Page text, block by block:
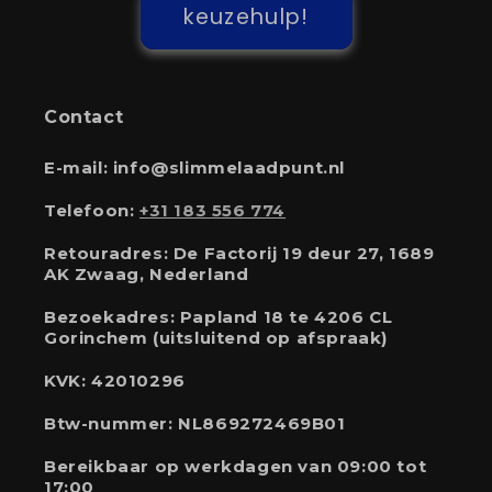
keuzehulp!
Contact
E-mail: info@slimmelaadpunt.nl
Telefoon: +31 183 556 774
Retouradres: De Factorij 19 deur 27, 1689
AK Zwaag, Nederland
Bezoekadres: Papland 18 te 4206 CL
Gorinchem (uitsluitend op afspraak)
KVK: 42010296
Btw-nummer: NL869272469B01
Bereikbaar op werkdagen van 09:00 tot
17:00